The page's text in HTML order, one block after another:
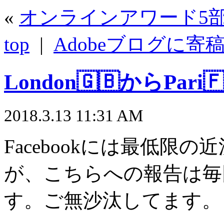
« オンラインアワード5
top | Adobeブログに寄
London🇬🇧から
2018.3.13 11:31 AM
Facebookには最低限の
が、こちらへの報告は
す。ご無沙汰してます。